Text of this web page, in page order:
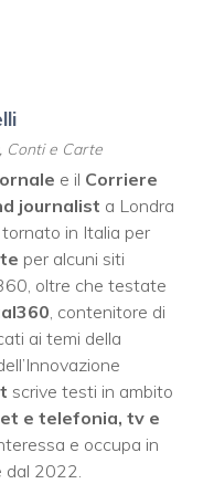
Conti e Carte
e il Corriere
journalist a Londra
in Italia per
per alcuni siti
oltre che testate
, contenitore di
ai temi della
scrive testi in ambito
e telefonia, tv e
e occupa in
2022.